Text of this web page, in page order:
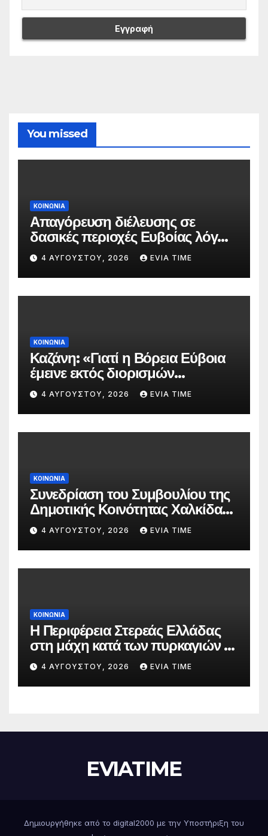
You missed
ΚΟΙΝΩΝΙΑ
Απαγόρευση διέλευσης σε
δασικές περιοχές Ευβοίας λόγω
πολύ υψηλού κινδύνου
πυρκαγιάς
4 ΑΥΓΟΎΣΤΟΥ, 2026 EVIA TIME
ΚΟΙΝΩΝΙΑ
Καζάνη: «Γιατί η Βόρεια Εύβοια
έμεινε εκτός διορισμών
δασκάλων;»
4 ΑΥΓΟΎΣΤΟΥ, 2026 EVIA TIME
ΚΟΙΝΩΝΙΑ
Συνεδρίαση του Συμβουλίου της
Δημοτικής Κοινότητας Χαλκίδας
την 5 Αυγούστου
4 ΑΥΓΟΎΣΤΟΥ, 2026 EVIA TIME
ΚΟΙΝΩΝΙΑ
Η Περιφέρεια Στερεάς Ελλάδας
στη μάχη κατά των πυρκαγιών –
Δράσεις και στήριξη σε πέντε
περιφερειακές ενότητες
4 ΑΥΓΟΎΣΤΟΥ, 2026 EVIA TIME
EVIATIME
Δημιουργήθηκε από το digital2000 με την Υποστήριξη του